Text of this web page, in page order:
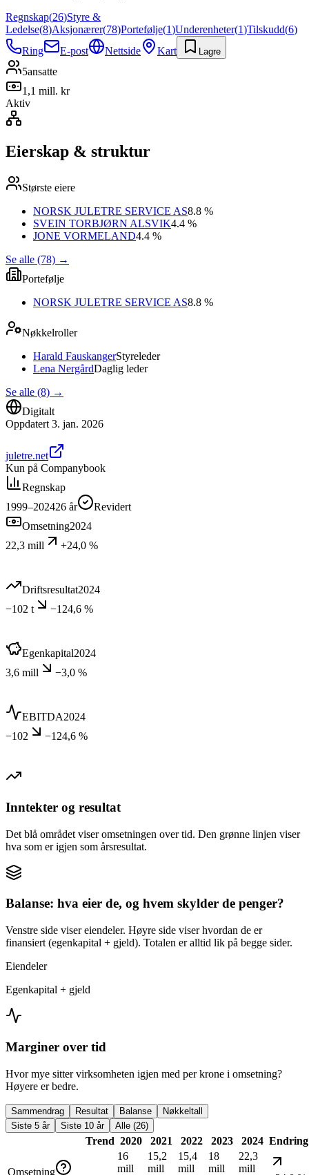
Regnskap(26)Styre &
Ledelse(8)Aksjonærer(78)Portefølje(1)Underenheter(1)Tilskudd(6)
Ring
E-post Nettside Kart Lagre
5ansatte
1,1 mill. kr
Aktiv
Eierskap & struktur
Største eiere
NORSK JULETRE SERVICE AS8.8 %
SVEIN TORBJØRN ALSVIK4.4 %
JONE VORMELAND4.4 %
Se alle (78) →
Portefølje
NORSK JULETRE SERVICE AS8.8 %
Nøkkelroller
Harald FauskangerStyreleder
Lena NergårdDaglig leder
Se alle (8) →
Digitalt
Oppdatert 3. jan. 2026
juletre.net
Kun på Companybook
Regnskap
1999–202426 år
Revidert
Omsetning2024
22,3 mill
+24,0 %
Driftsresultat2024
−102 t
−124,6 %
Egenkapital2024
3,6 mill
−3,0 %
EBITDA2024
−102
−124,6 %
Inntekter og resultat
Det blå området viser omsetningen over tid. Den grønne linjen viser
hva som er igjen som årsresultat.
Balanse: hva eier de, og hvem skylder de penger?
Venstre side viser eiendeler. Høyre side viser hvordan de er
finansiert (egenkapital + gjeld). Totalen er alltid lik på begge sider.
Eiendeler
Egenkapital + gjeld
Marginer over tid
Hvor mye sitter virksomheten igjen med per krone i omsetning?
Høyere er bedre.
Sammendrag Resultat Balanse
Nøkkeltall
Siste 5 år
Siste 10 år Alle (26)
Trend 2020 2021 2022 2023 2024 Endring
Omsetning
16
mill
15,2
mill
15,4
mill
18
mill
22,3
mill